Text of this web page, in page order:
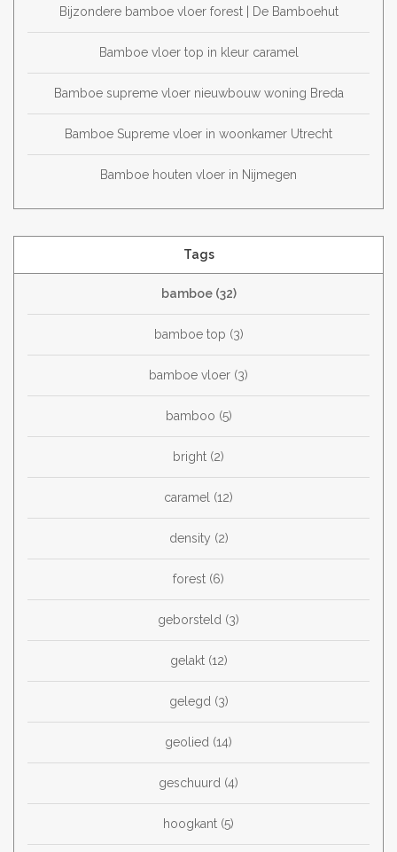
Bijzondere bamboe vloer forest | De Bamboehut
Bamboe vloer top in kleur caramel
Bamboe supreme vloer nieuwbouw woning Breda
Bamboe Supreme vloer in woonkamer Utrecht
Bamboe houten vloer in Nijmegen
Tags
bamboe (32)
bamboe top (3)
bamboe vloer (3)
bamboo (5)
bright (2)
caramel (12)
density (2)
forest (6)
geborsteld (3)
gelakt (12)
gelegd (3)
geolied (14)
geschuurd (4)
hoogkant (5)